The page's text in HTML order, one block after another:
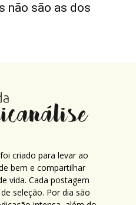
não são as dos
criado para levar ao
bem e compartilhar
vida. Cada postagem
seleção. Por dia são